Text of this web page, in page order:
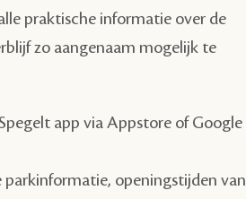
praktische informatie over de
zo aangenaam mogelijk te
app via Appstore of Google
parkinformatie, openingstijden van